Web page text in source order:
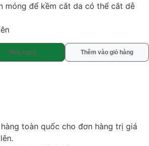
móng để kềm cắt da có thể cắt dễ
Mua ngay Thêm vào giỏ hàng
toàn quốc cho đơn hàng trị giá